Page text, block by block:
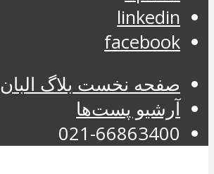
linkedin
facebook
صفحه نخست بلاگ البان
آرشیو پست‌ها
021-66863400